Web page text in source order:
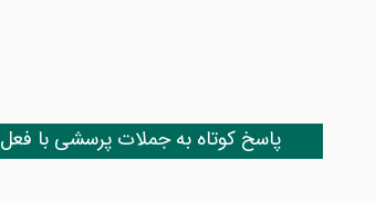
پاسخ کوتاه به جملات پرسشی با فعل be :